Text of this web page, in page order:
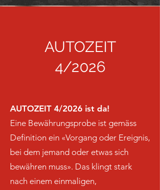
AUTOZEIT
4/2026
AUTOZEIT 4/2026 ist da!
Eine Bewährungsprobe ist gemäss
Definition ein «Vorgang oder Ereignis,
bei dem jemand oder etwas sich
bewähren muss». Das klingt stark
nach einem einmaligen,